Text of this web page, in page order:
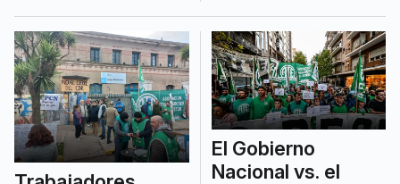
El Gobierno
Nacional vs. el